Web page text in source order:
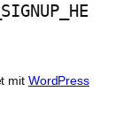
mit WordPress